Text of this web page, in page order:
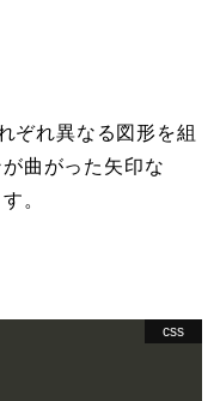
ぞれ異なる図形を組
曲がった矢印な
。